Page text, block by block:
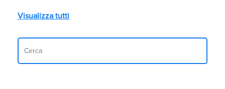
Visualizza tutti